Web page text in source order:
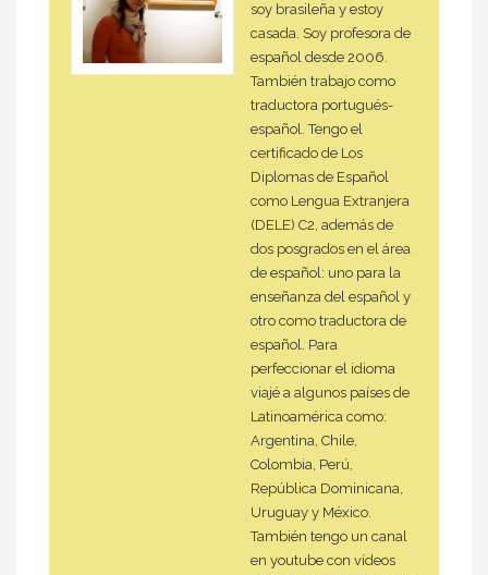
soy brasileña y estoy
casada. Soy profesora de
español desde 2006.
También trabajo como
traductora portugués-
español. Tengo el
certificado de Los
Diplomas de Español
como Lengua Extranjera
(DELE) C2, además de
dos posgrados en el área
de español: uno para la
enseñanza del español y
otro como traductora de
español. Para
perfeccionar el idioma
viajé a algunos países de
Latinoamérica como:
Argentina, Chile,
Colombia, Perú,
República Dominicana,
Uruguay y México.
También tengo un canal
en youtube con vídeos